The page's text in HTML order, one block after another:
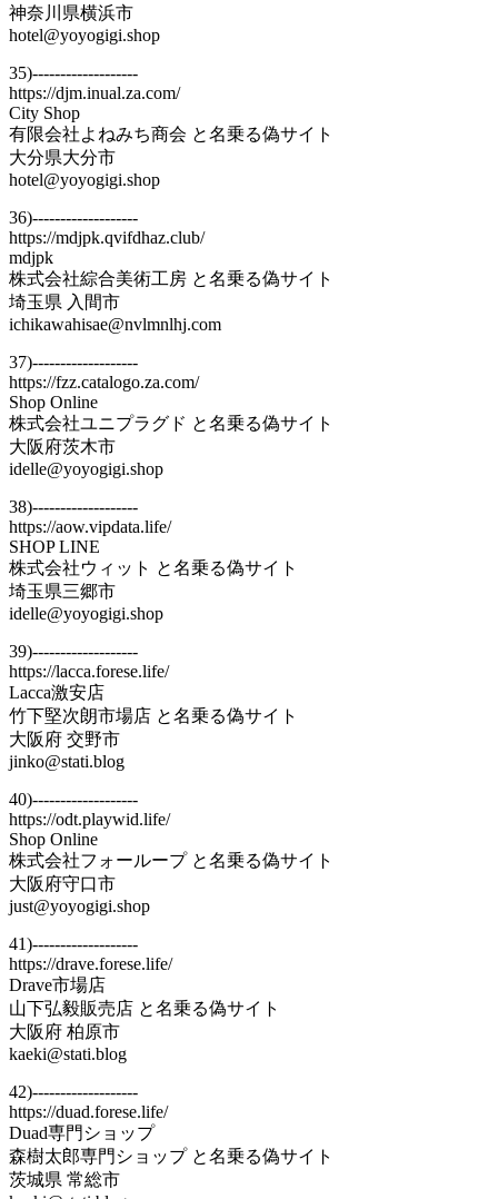
神奈川県横浜市
hotel@yoyogigi.shop
35)-------------------
https://djm.inual.za.com/
City Shop
有限会社よねみち商会 と名乗る偽サイト
大分県大分市
hotel@yoyogigi.shop
36)-------------------
https://mdjpk.qvifdhaz.club/
mdjpk
株式会社綜合美術工房 と名乗る偽サイト
埼玉県 入間市
ichikawahisae@nvlmnlhj.com
37)-------------------
https://fzz.catalogo.za.com/
Shop Online
株式会社ユニプラグド と名乗る偽サイト
大阪府茨木市
idelle@yoyogigi.shop
38)-------------------
https://aow.vipdata.life/
SHOP LINE
株式会社ウィット と名乗る偽サイト
埼玉県三郷市
idelle@yoyogigi.shop
39)-------------------
https://lacca.forese.life/
Lacca激安店
竹下堅次朗市場店 と名乗る偽サイト
大阪府 交野市
jinko@stati.blog
40)-------------------
https://odt.playwid.life/
Shop Online
株式会社フォーループ と名乗る偽サイト
大阪府守口市
just@yoyogigi.shop
41)-------------------
https://drave.forese.life/
Drave市場店
山下弘毅販売店 と名乗る偽サイト
大阪府 柏原市
kaeki@stati.blog
42)-------------------
https://duad.forese.life/
Duad専門ショップ
森樹太郎専門ショップ と名乗る偽サイト
茨城県 常総市